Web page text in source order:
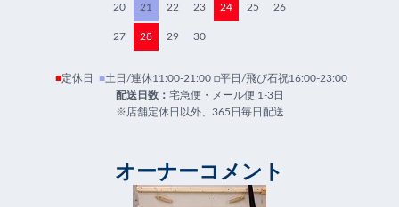
20 21 22 23 24 25 26
27 28 29 30
■定休日 ■土日/連休11:00-21:00 □平日/飛び石祝16:00-23:00
配送日数： 宅急便・メール便 1-3日
※店舗定休日以外、365日毎日配送
オーナーコメント